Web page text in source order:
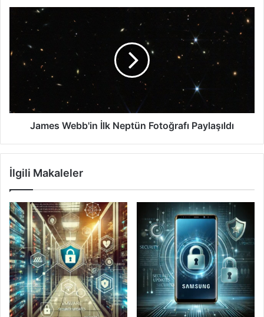
Webb'in
Neptün
Fotoğrafı
Paylaşıldı
James Webb'in İlk Neptün Fotoğrafı Paylaşıldı
İlgili Makaleler